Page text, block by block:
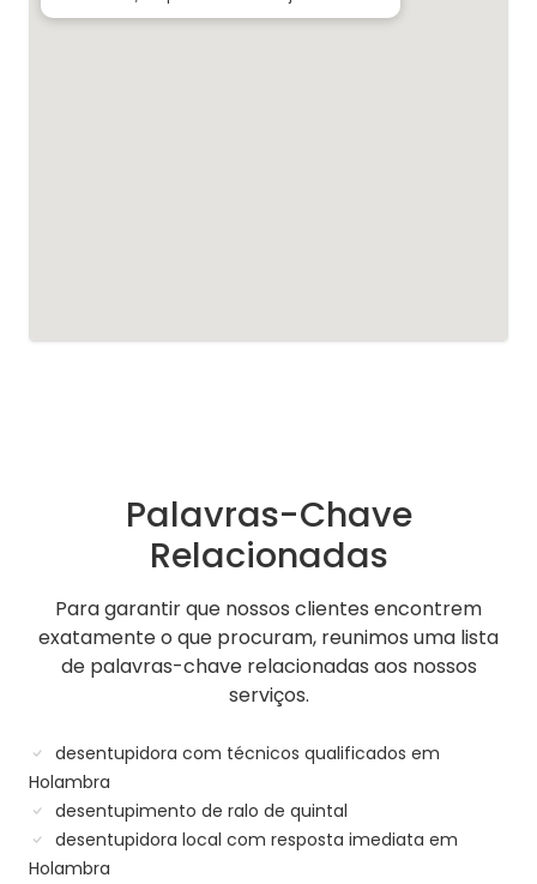
Palavras-Chave
Relacionadas
Para garantir que nossos clientes encontrem
exatamente o que procuram, reunimos uma lista
de palavras-chave relacionadas aos nossos
serviços.
desentupidora com técnicos qualificados em
Holambra
desentupimento de ralo de quintal
desentupidora local com resposta imediata em
Holambra